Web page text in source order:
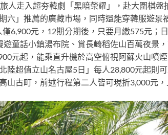
人走入超夯韓劇「黑暗榮耀」，赴大圍棋盤
六」推薦的廣藏市場，同時還能穿韓服遊景
6,900元，12期分期後，只要月繳575元；
童話小鎮湯布院、賞長崎稻佐山百萬夜景
元起，能乘直升機於高空俯視阿蘇火山噴
陸超值立山名古屋5日」每人28,800元起則
山古町，前述行程第二人皆可現折3,000元